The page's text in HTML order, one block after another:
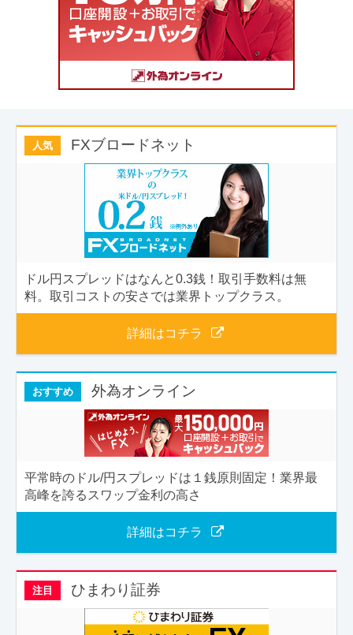
人気 FXブロードネット
ドル円スプレッドはなんと0.3銭！取引手数料は無
料。取引コストの安さでは業界トップクラス。
詳細はコチラ
おすすめ 外為オンライン
平常時のドル/円スプレッドは１銭原則固定！業界最
高峰を誇るスワップ金利の高さ
詳細はコチラ
注目 ひまわり証券